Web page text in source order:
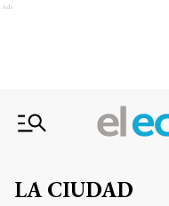
Ads
LA CIUDAD